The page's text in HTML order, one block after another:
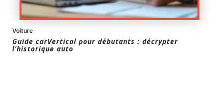
Voiture
Guide carVertical pour débutants : décrypter
l’historique auto